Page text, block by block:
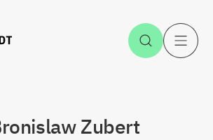
Open
Zubert